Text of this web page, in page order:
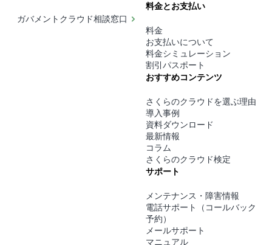
ガバメントクラウド相談窓口
料金とお支払い
料金
お支払いについて
料金シミュレーション
割引パスポート
おすすめコンテンツ
さくらのクラウドを選ぶ理由
導入事例
資料ダウンロード
最新情報
コラム
さくらのクラウド検定
サポート
メンテナンス・障害情報
電話サポート（コールバック
予約）
メールサポート
マニュアル